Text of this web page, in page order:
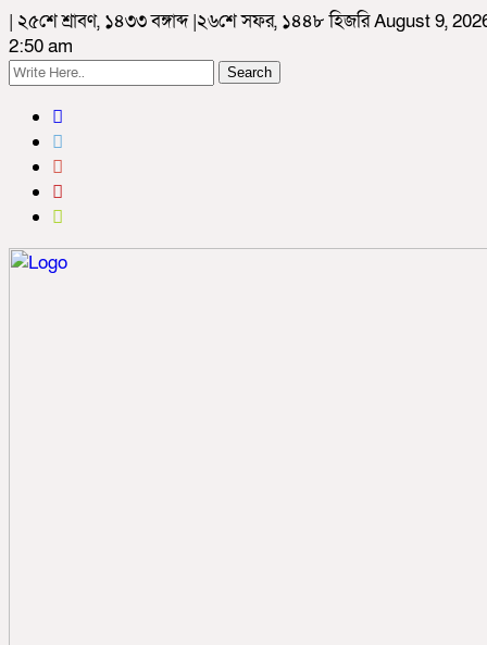
| ২৫শে শ্রাবণ, ১৪৩৩ বঙ্গাব্দ |২৬শে সফর, ১৪৪৮ হিজরি August 9,
2:50 am
Search